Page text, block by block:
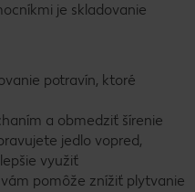
je skladovanie
potravín, ktoré
a obmedziť šírenie
jedlo vopred,
využiť
pomôže znížiť plytvanie